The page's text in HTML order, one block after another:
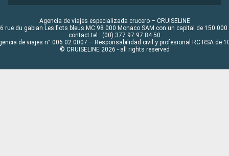
Agencia de viajes especializada crucero – CRUISELINE
rue du gabian Les flots bleus MC 98 000 Monaco SAM con un capital de 150 000
contact tel : (00) 377 97 97 84 50
de viajes n° 006 02 0007 – Responsabilidad civil y profesional RC RSA de
© CRUISELINE 2026 - all rights reserved